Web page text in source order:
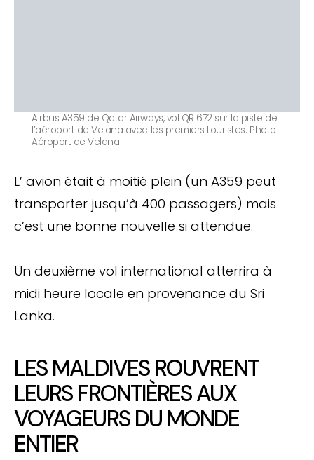
Airbus A359 de Qatar Airways, vol QR 672 sur la piste de
l’aéroport de Velana avec les premiers touristes. Photo
Aéroport de Velana
L’ avion était à moitié plein (un A359 peut
transporter jusqu’à 400 passagers) mais
c’est une bonne nouvelle si attendue.
Un deuxième vol international atterrira à
midi heure locale en provenance du Sri
Lanka.
LES MALDIVES ROUVRENT
LEURS FRONTIÈRES AUX
VOYAGEURS DU MONDE
ENTIER